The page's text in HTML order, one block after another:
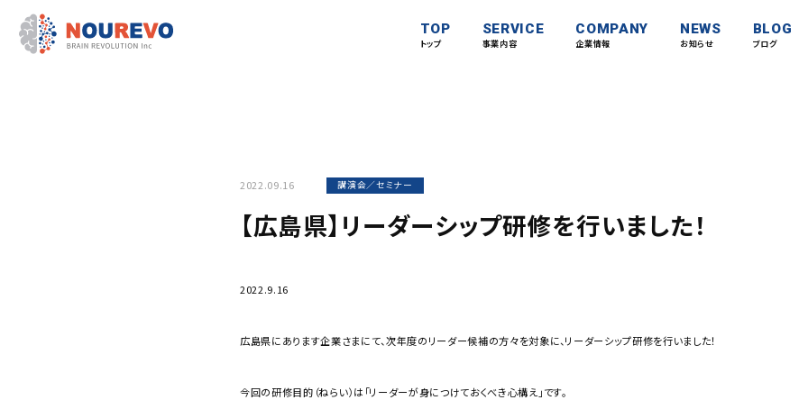
TOP
トップ
SERVICE
事業内容
COMPANY
企業情報
NEWS
お知らせ
BLOG
ブログ
2022.09.16 講演会／セミナー
【広島県】リーダーシップ研修を行いました！
2022.9.16
広島県にあります企業さまにて、次年度のリーダー候補の方々を対象に、リーダーシップ研修を行いました！
今回の研修目的（ねらい）は「リーダーが身につけておくべき心構え」です。